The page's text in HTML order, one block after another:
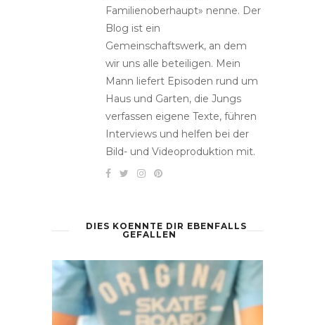
Familienoberhaupt» nenne. Der
Blog ist ein
Gemeinschaftswerk, an dem
wir uns alle beteiligen. Mein
Mann liefert Episoden rund um
Haus und Garten, die Jungs
verfassen eigene Texte, führen
Interviews und helfen bei der
Bild- und Videoproduktion mit.
DIES KOENNTE DIR EBENFALLS
GEFALLEN